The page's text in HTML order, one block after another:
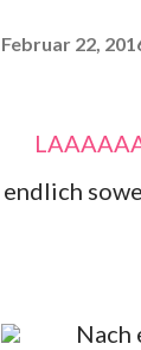
Februar 22,
LAAAAAAAAAAAAAANGE haben wir drauf hingefiebert, am Donnerstag wars dann
endlich
Nach einigen Termin-Unstimmigkeiten haben wir uns dann letztlich doch für die